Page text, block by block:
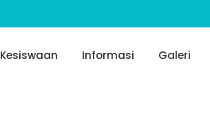
Kesiswaan Informasi Galeri